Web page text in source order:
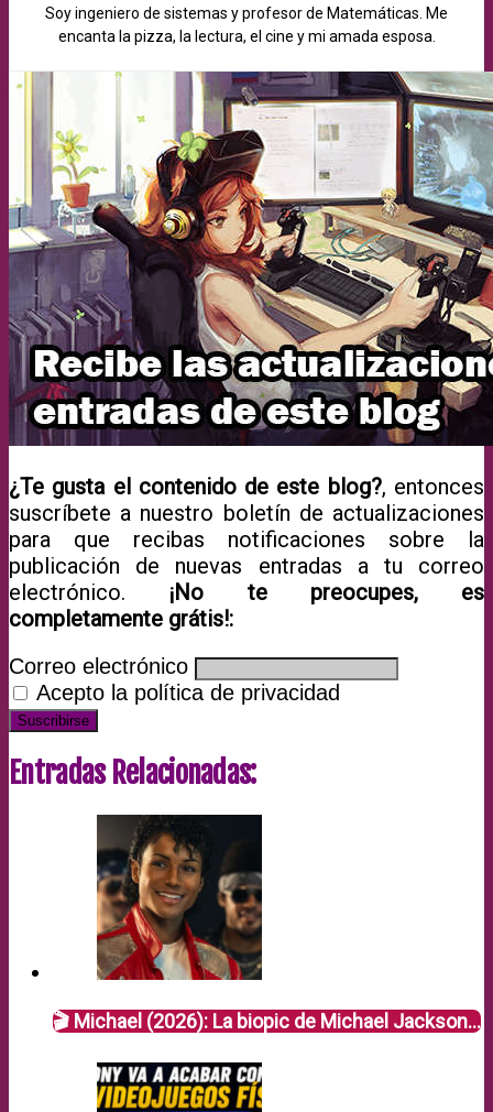
Soy ingeniero de sistemas y profesor de Matemáticas. Me
encanta la pizza, la lectura, el cine y mi amada esposa.
¿Te gusta el contenido de este blog?, entonces
suscríbete a nuestro boletín de actualizaciones
para que recibas notificaciones sobre la
publicación de nuevas entradas a tu correo
electrónico. ¡No te preocupes, es
completamente grátis!:
Correo electrónico
Acepto la política de privacidad
Entradas Relacionadas:
🎬 Michael (2026): La biopic de Michael Jackson…